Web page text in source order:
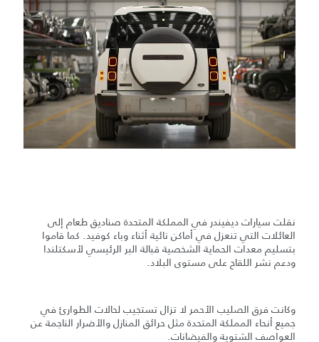
نقلت سيارات ديفيندر في المملكة المتحدة صناديق طعام إلى
العائلات التي تنعزل في أماكن نائية أثناء وباء كوفيد. كما قاموا
بتسليم معدات الحماية الشخصية قبالة البر الرئيسي لأسكتلندا
ودعم نشر اللقاح على مستوى البلاد.
وكانت فرق الصليب الأحمر لا تزال تستجيب لحالات الطوارئ في
جميع أنحاء المملكة المتحدة مثل حرائق المنازل والأضرار الناجمة عن
العواصف الشتوية والفيضانات.